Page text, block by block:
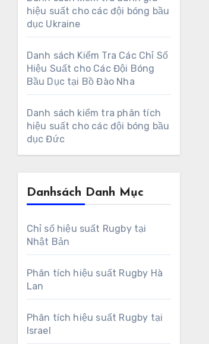
hiệu suất cho các đội bóng bầu
dục Ukraine
Danh sách Kiểm Tra Các Chỉ Số
Hiệu Suất cho Các Đội Bóng
Bầu Dục tại Bồ Đào Nha
Danh sách kiểm tra phân tích
hiệu suất cho các đội bóng bầu
dục Đức
Danhsách Danh Mục
Chỉ số hiệu suất Rugby tại
Nhật Bản
Phân tích hiệu suất Rugby Hà
Lan
Phân tích hiệu suất Rugby tại
Israel